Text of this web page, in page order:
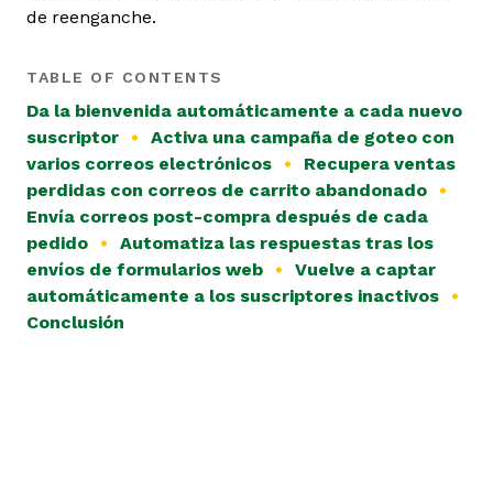
de reenganche.
TABLE OF CONTENTS
Da la bienvenida automáticamente a cada nuevo
suscriptor
Activa una campaña de goteo con
varios correos electrónicos
Recupera ventas
perdidas con correos de carrito abandonado
Envía correos post-compra después de cada
pedido
Automatiza las respuestas tras los
envíos de formularios web
Vuelve a captar
automáticamente a los suscriptores inactivos
Conclusión